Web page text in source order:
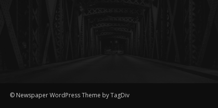
© Newspaper WordPress Theme by TagDiv